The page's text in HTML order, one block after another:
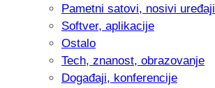
Pametni satovi, nosivi uređaji
Softver, aplikacije
Ostalo
Tech, znanost, obrazovanje
Događaji, konferencije